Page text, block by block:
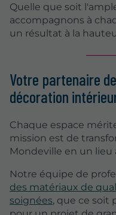
Quelle que soit
accompagnons à
un résultat à la
Votre partenaire
décoration
Chaque espace
mission est de
Mondeville en un lieu
Notre équipe de
des matériaux de
soignées, que ce soit